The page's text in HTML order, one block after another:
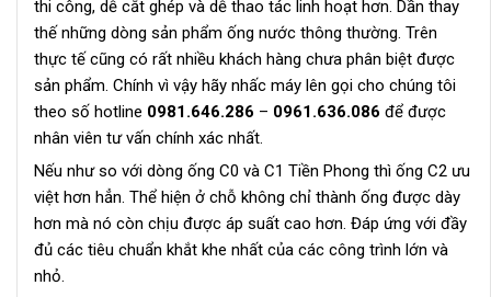
thi công, dễ cắt ghép và dễ thao tác linh hoạt hơn. Dần thay
thế những dòng sản phẩm ống nước thông thường. Trên
thực tế cũng có rất nhiều khách hàng chưa phân biệt được
sản phẩm. Chính vì vậy hãy nhấc máy lên gọi cho chúng tôi
theo số hotline 0981.646.286 – 0961.636.086 để được
nhân viên tư vấn chính xác nhất.
Nếu như so với dòng ống C0 và C1 Tiền Phong thì ống C2 ưu
việt hơn hẳn. Thể hiện ở chỗ không chỉ thành ống được dày
hơn mà nó còn chịu được áp suất cao hơn. Đáp ứng với đầy
đủ các tiêu chuẩn khắt khe nhất của các công trình lớn và
nhỏ.